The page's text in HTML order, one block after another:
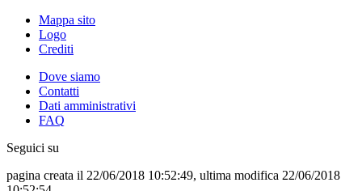
Mappa sito
Logo
Crediti
Dove siamo
Contatti
Dati amministrativi
FAQ
Seguici su
pagina creata il 22/06/2018 10:52:49, ultima modifica 22/06/2018